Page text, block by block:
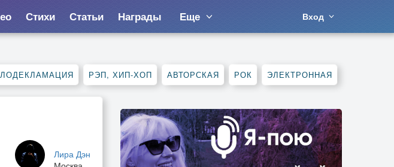
Стихи Статьи Награды Еще Вход
РЭП, ХИП-ХОП АВТОРСКАЯ РОК ЭЛЕКТРОННАЯ
Лира Дэн